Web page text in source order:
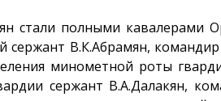
стали полными кавалерами
сержант В.К.Абрамян,
минометной роты
сержант В.А.Далакян,